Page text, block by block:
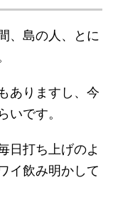
、島の人、とに
ありますし、今
いです。
日打ち上げのよ
イ飲み明かして